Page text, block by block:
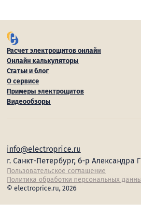
Расчет электрощитов онлайн
Онлайн калькуляторы
Статьи и блог
О сервисе
Примеры электрощитов
Видеообзоры
info@electroprice.ru
г. Санкт-Петербург, б-р Александра
Пользовательское соглашение
Политика обработки персональных
© electroprice.ru, 2026